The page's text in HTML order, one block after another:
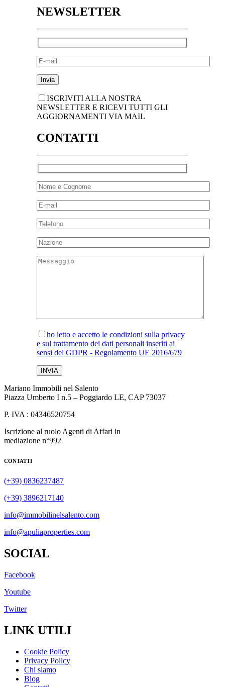
NEWSLETTER
ISCRIVITI ALLA NOSTRA
NEWSLETTER E RICEVI TUTTI GLI
AGGIORNAMENTI VIA MAIL
CONTATTI
ho letto e accetto le condizioni sulla privacy
e sul trattamento dei dati personali inseriti ai
sensi del GDPR - Regolamento UE 2016/679
Mariano Immobili nel Salento
Piazza Umberto I n.5 – Poggiardo LE, CAP 73037
P. IVA : 04346520754
Iscrizione al ruolo Agenti di Affari in
mediazione n°992
CONTATTI
(+39) 0836237487
(+39) 3896217140
info@immobilinelsalento.com
info@apuliaproperties.com
SOCIAL
Facebook
Youtube
Twitter
LINK UTILI
Cookie Policy
Privacy Policy
Chi siamo
Blog